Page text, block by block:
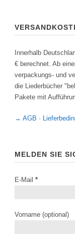
Innerhalb
€ berechnet. Ab
verpackungs- und
die Liederbücher
Pakete mit
→ AGB ·
MELDEN SIE
E-Mail *
Vorname (optional)